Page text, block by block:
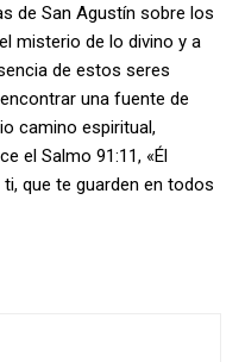
de San Agustín sobre los
misterio de lo divino y a
de estos seres
una fuente de
camino espiritual,
el Salmo 91:11, «Él
que te guarden en todos